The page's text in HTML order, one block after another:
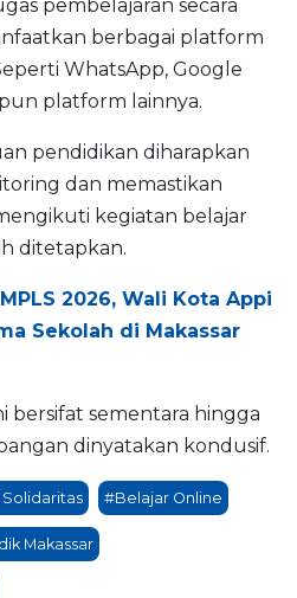
pembelajaran secara
berbagai platform
WhatsApp, Google
platform lainnya.
pendidikan diharapkan
dan memastikan
kegiatan belajar
ditetapkan.
2026, Wali Kota Appi
Sekolah di Makassar
bersifat sementara hingga
dinyatakan kondusif.
Solidaritas #Belajar Online
Makassar